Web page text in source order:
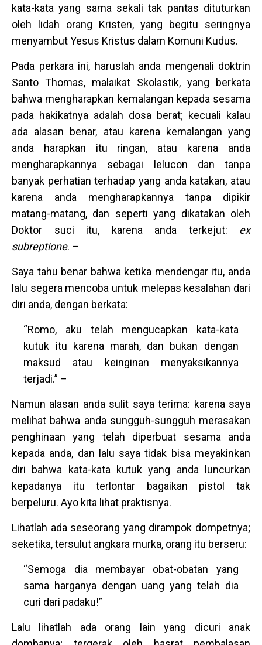
kata-kata yang sama sekali tak pantas dituturkan
oleh lidah orang Kristen, yang begitu seringnya
menyambut Yesus Kristus dalam Komuni Kudus.
Pada perkara ini, haruslah anda mengenali doktrin
Santo Thomas, malaikat Skolastik, yang berkata
bahwa mengharapkan kemalangan kepada sesama
pada hakikatnya adalah dosa berat; kecuali kalau
ada alasan benar, atau karena kemalangan yang
anda harapkan itu ringan, atau karena anda
mengharapkannya sebagai lelucon dan tanpa
banyak perhatian terhadap yang anda katakan, atau
karena anda mengharapkannya tanpa dipikir
matang-matang, dan seperti yang dikatakan oleh
Doktor suci itu, karena anda terkejut: ex
subreptione. –
Saya tahu benar bahwa ketika mendengar itu, anda
lalu segera mencoba untuk melepas kesalahan dari
diri anda, dengan berkata:
“Romo, aku telah mengucapkan kata-kata
kutuk itu karena marah, dan bukan dengan
maksud atau keinginan menyaksikannya
terjadi.” –
Namun alasan anda sulit saya terima: karena saya
melihat bahwa anda sungguh-sungguh merasakan
penghinaan yang telah diperbuat sesama anda
kepada anda, dan lalu saya tidak bisa meyakinkan
diri bahwa kata-kata kutuk yang anda luncurkan
kepadanya itu terlontar bagaikan pistol tak
berpeluru. Ayo kita lihat praktisnya.
Lihatlah ada seseorang yang dirampok dompetnya;
seketika, tersulut angkara murka, orang itu berseru:
“Semoga dia membayar obat-obatan yang
sama harganya dengan uang yang telah dia
curi dari padaku!”
Lalu lihatlah ada orang lain yang dicuri anak